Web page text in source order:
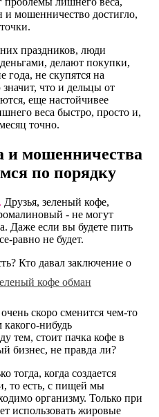
мошенничество достигло,
праздников, люди
делают покупки,
года, не скупятся на
что и дельцы от
еще настойчивее
веса быстро, просто и,
точно.
и мошенничества
по порядку
. Друзья, зеленый кофе,
- не могут
Даже если вы будете пить
равно не будет.
Кто давал заключение о
скоро сменится чем-то
нибудь
тем, стоит пачка кофе в
бизнес, не правда ли?
тогда, когда создается
то есть, с пищей мы
организму. Только при
использовать жировые